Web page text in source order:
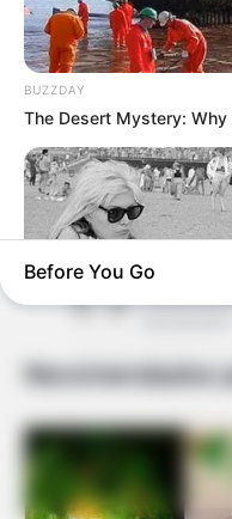
Mariana
BUZZDAY
The Desert Mystery: Why
BUZZ DAY
Photos From The 70s
Before You Go